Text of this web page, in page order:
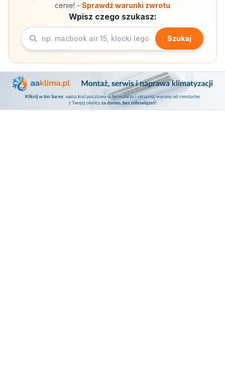
cenie! - Sprawdź warunki zwrotu
Wpisz czego szukasz:
Szukaj